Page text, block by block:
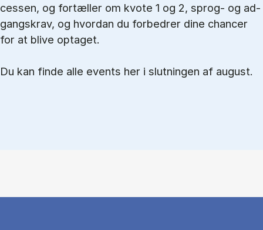
ces­sen, og for­tæl­ler om kvo­te 1 og 2, sprog- og ad­
gangs­krav, og hvordan du forbedrer dine chancer
for at blive optaget.
Du kan finde alle events her i slutningen af august.